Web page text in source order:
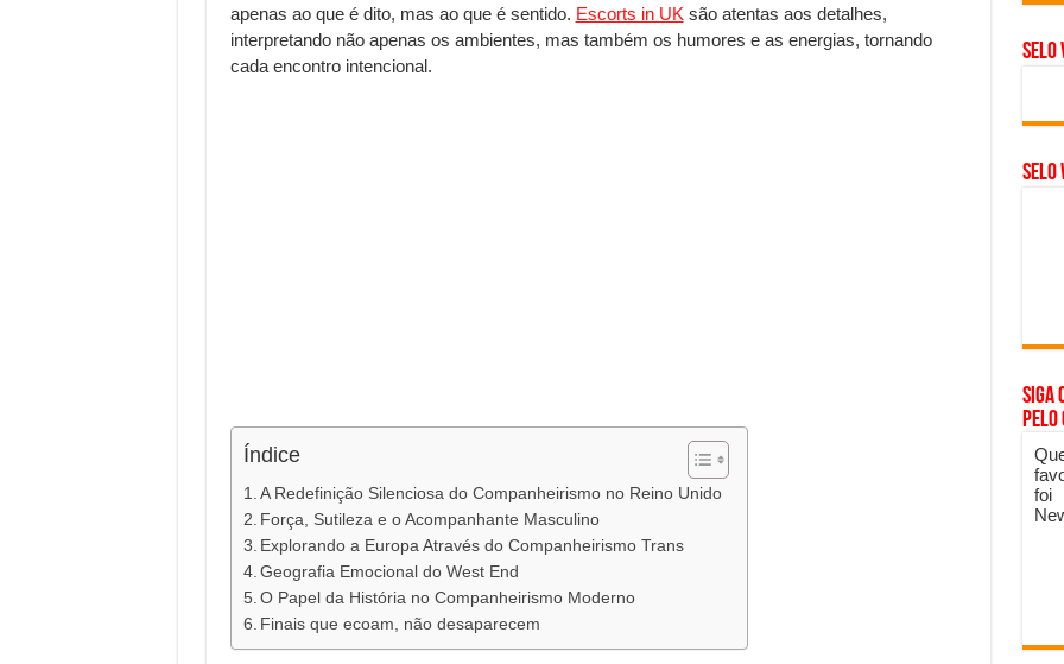
apenas ao que é dito, mas ao que é sentido. Escorts in UK são atentas aos detalhes,
interpretando não apenas os ambientes, mas também os humores e as energias, tornando
cada encontro intencional.
Índice
A Redefinição Silenciosa do Companheirismo no Reino Unido
Força, Sutileza e o Acompanhante Masculino
Explorando a Europa Através do Companheirismo Trans
Geografia Emocional do West End
O Papel da História no Companheirismo Moderno
Finais que ecoam, não desaparecem
Selo
SELO
Siga
pelo
foi